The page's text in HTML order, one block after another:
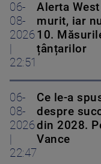
06-
08-
2026
22:51
Alerta
murit, iar
10.
țânțarilor
06-
08-
2026
22:47
Ce le-a
despre
din 2028.
Vance